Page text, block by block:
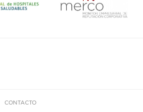
CONTACTO